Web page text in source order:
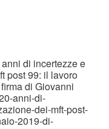
di incertezze e
post 99: il lavoro
di Giovanni
anni-di-
dei-mft-post-
2019-di-